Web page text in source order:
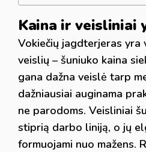
Kaina ir veisliniai
Vokiečių jagdterjeras yra
veislių – šuniuko kaina
gana dažna veislė tarp
dažniausiai auginama
ne parodoms. Veisliniai
stiprią darbo liniją, o jų
formuojami nuo mažens.